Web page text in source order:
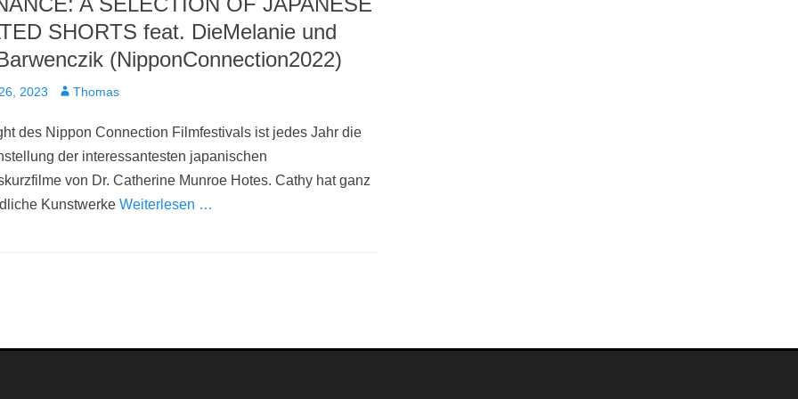
SHORTS feat. DieMelanie und
(NipponConnection2022)
2023 AutorThomas
des Nippon Connection Filmfestivals ist jedes Jahr die
der interessantesten japanischen
von Dr. Catherine Munroe Hotes. Cathy hat ganz
Kunstwerke Weiterlesen …